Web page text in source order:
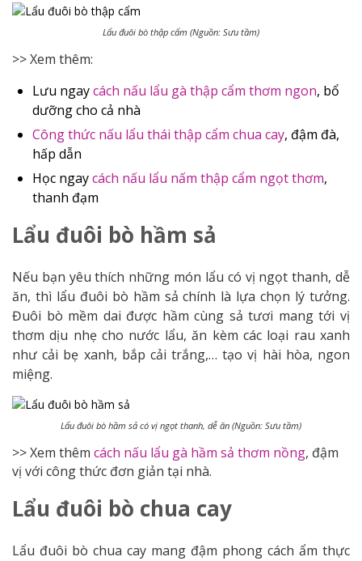
Lẩu đuôi bò thập cẩm (Nguồn: Sưu tầm)
>> Xem thêm:
Lưu ngaycách nấu lẩu gà thập cẩm thơm ngon, bổ
dưỡng cho cả nhà
Công thức nấu lẩu thái thập cẩm chua cay, đậm đà,
hấp dẫn
Học ngaycách nấu lẩu nấm thập cẩm ngọt thơm,
thanh đạm
Lẩu đuôi bò hầm sả
Nếu bạn yêu thích những món lẩu có vị ngọt thanh, dễ
ăn, thì lẩu đuôi bò hầm sả chính là lựa chọn lý tưởng.
Đuôi bò mềm dai được hầm cùng sả tươi mang tới vị
thơm dịu nhẹ cho nước lẩu, ăn kèm các loại rau xanh
như cải bẹ xanh, bắp cải trắng,… tạo vị hài hòa, ngon
miệng.
Lẩu đuôi bò hầm sả có vị ngọt thanh, dễ ăn (Nguồn: Sưu tầm)
>> Xem thêm cách nấu lẩu gà hầm sả thơm nồng, đậm
vị với công thức đơn giản tại nhà.
Lẩu đuôi bò chua cay
Lẩu đuôi bò chua cay mang đậm phong cách ẩm thực